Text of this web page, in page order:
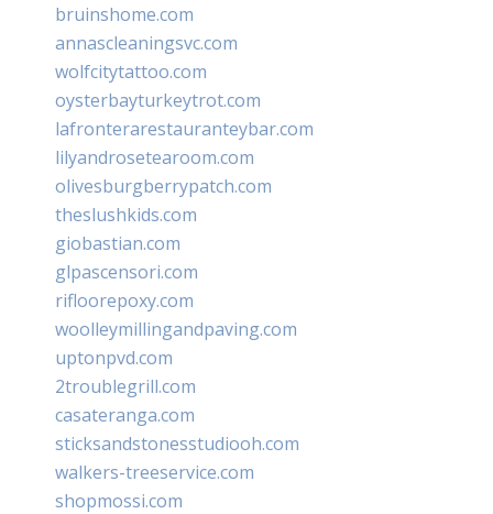
bruinshome.com
annascleaningsvc.com
wolfcitytattoo.com
oysterbayturkeytrot.com
lafronterarestauranteybar.com
lilyandrosetearoom.com
olivesburgberrypatch.com
theslushkids.com
giobastian.com
glpascensori.com
rifloorepoxy.com
woolleymillingandpaving.com
uptonpvd.com
2troublegrill.com
casateranga.com
sticksandstonesstudiooh.com
walkers-treeservice.com
shopmossi.com